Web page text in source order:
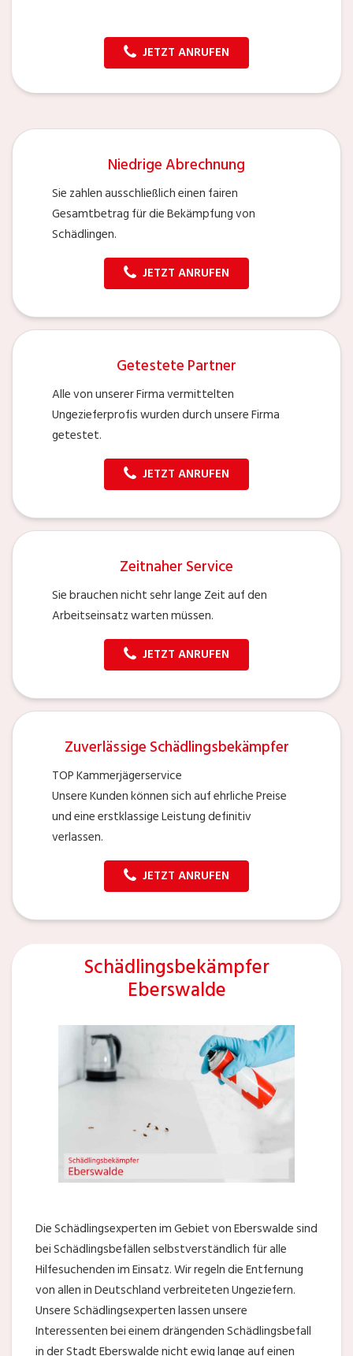
JETZT ANRUFEN
Niedrige Abrechnung
Sie zahlen ausschließlich einen fairen
Gesamtbetrag für die Bekämpfung von
Schädlingen.
JETZT ANRUFEN
Getestete Partner
Alle von unserer Firma vermittelten
Ungezieferprofis wurden durch unsere Firma
getestet.
JETZT ANRUFEN
Zeitnaher Service
Sie brauchen nicht sehr lange Zeit auf den
Arbeitseinsatz warten müssen.
JETZT ANRUFEN
Zuverlässige Schädlingsbekämpfer
TOP Kammerjägerservice
Unsere Kunden können sich auf ehrliche Preise
und eine erstklassige Leistung definitiv
verlassen.
JETZT ANRUFEN
Schädlingsbekämpfer
Eberswalde
Die Schädlingsexperten im Gebiet von Eberswalde sind
bei Schädlingsbefällen selbstverständlich für alle
Hilfesuchenden im Einsatz. Wir regeln die Entfernung
von allen in Deutschland verbreiteten Ungeziefern.
Unsere Schädlingsexperten lassen unsere
Interessenten bei einem drängenden Schädlingsbefall
in der Stadt Eberswalde nicht ewig lange auf einen